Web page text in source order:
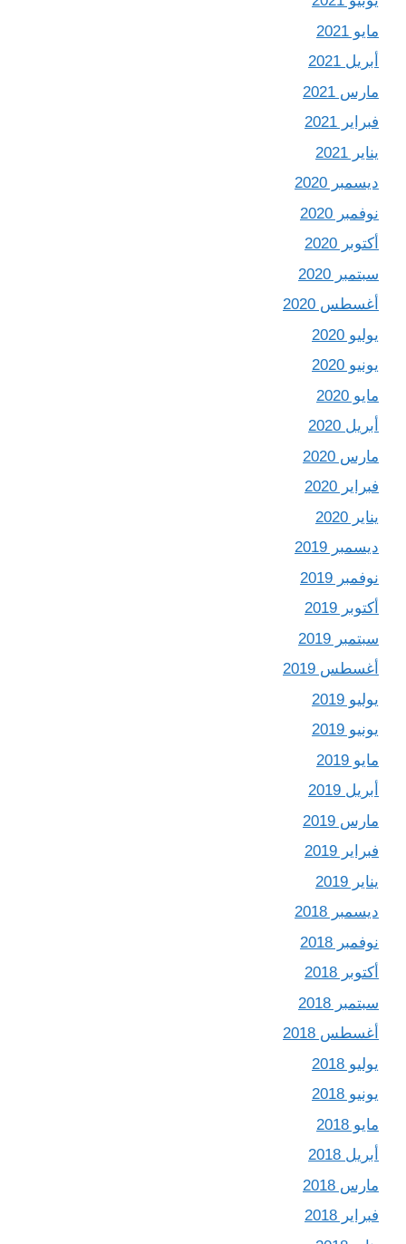
مايو 2021
أبريل 2021
مارس 2021
فبراير 2021
يناير 2021
ديسمبر 2020
نوفمبر 2020
أكتوبر 2020
سبتمبر 2020
أغسطس 2020
يوليو 2020
يونيو 2020
مايو 2020
أبريل 2020
مارس 2020
فبراير 2020
يناير 2020
ديسمبر 2019
نوفمبر 2019
أكتوبر 2019
سبتمبر 2019
أغسطس 2019
يوليو 2019
يونيو 2019
مايو 2019
أبريل 2019
مارس 2019
فبراير 2019
يناير 2019
ديسمبر 2018
نوفمبر 2018
أكتوبر 2018
سبتمبر 2018
أغسطس 2018
يوليو 2018
يونيو 2018
مايو 2018
أبريل 2018
مارس 2018
فبراير 2018